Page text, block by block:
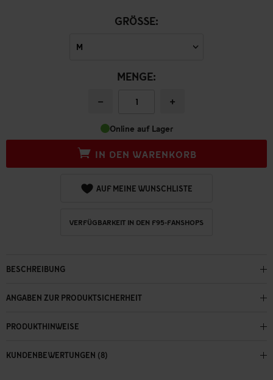
GRÖSSE:
MENGE:
− +
Online auf Lager
IN DEN WARENKORB
AUF MEINE WUNSCHLISTE
VERFÜGBARKEIT IN DEN F95-FANSHOPS
BESCHREIBUNG
ANGABEN ZUR PRODUKTSICHERHEIT
PRODUKTHINWEISE
KUNDENBEWERTUNGEN (8)